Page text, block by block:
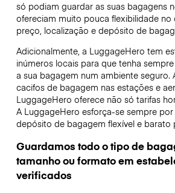
só podiam guardar as suas bagagens
ofereciam muito pouca flexibilidade no
preço, localização e depósito de
Adicionalmente, a LuggageHero tem
inúmeros locais para que tenha
a sua bagagem num ambiente seguro.
cacifos de bagagem nas estações e
LuggageHero oferece não só tarifas
A LuggageHero esforça-se sempre
depósito de bagagem flexível e barato
Guardamos todo o tipo de
tamanho ou formato em
verificados